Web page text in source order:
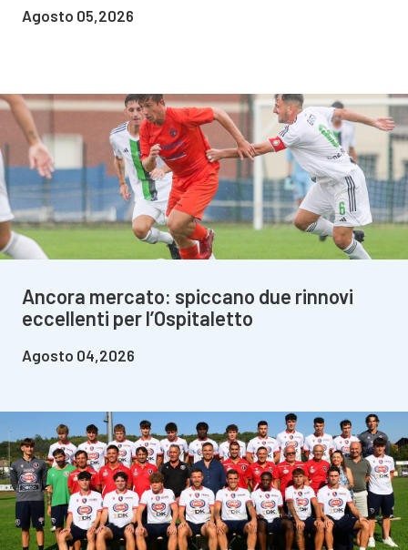
Agosto 05,2026
Ancora mercato: spiccano due rinnovi
eccellenti per l’Ospitaletto
Agosto 04,2026